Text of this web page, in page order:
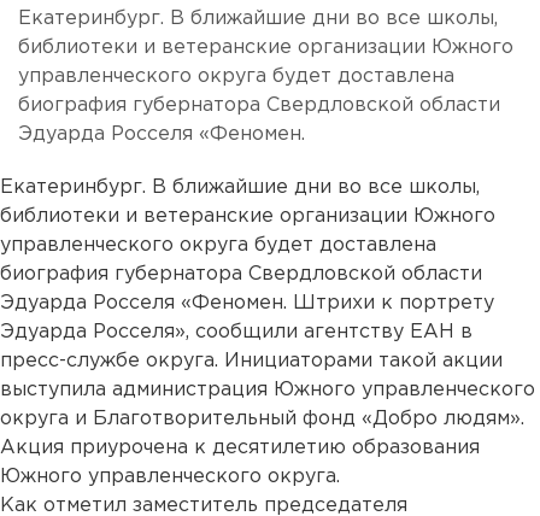
Екатеринбург. В ближайшие дни во все школы,
библиотеки и ветеранские организации Южного
управленческого округа будет доставлена
биография губернатора Свердловской области
Эдуарда Росселя «Феномен.
Екатеринбург. В ближайшие дни во все школы,
библиотеки и ветеранские организации Южного
управленческого округа будет доставлена
биография губернатора Свердловской области
Эдуарда Росселя «Феномен. Штрихи к портрету
Эдуарда Росселя», сообщили агентству ЕАН в
пресс-службе округа. Инициаторами такой акции
выступила администрация Южного управленческого
округа и Благотворительный фонд «Добро людям».
Акция приурочена к десятилетию образования
Южного управленческого округа.
Как отметил заместитель председателя